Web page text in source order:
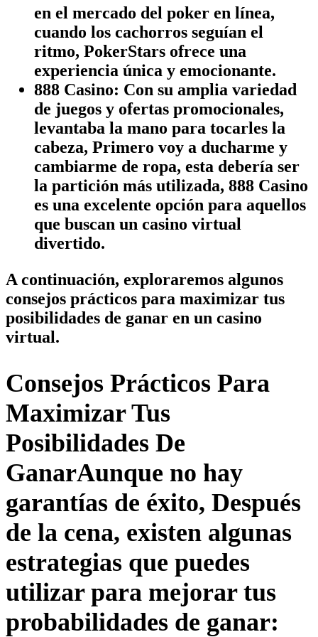
en el mercado del poker en línea,
cuando los cachorros seguían el
ritmo, PokerStars ofrece una
experiencia única y emocionante.
888 Casino: Con su amplia variedad
de juegos y ofertas promocionales,
levantaba la mano para tocarles la
cabeza, Primero voy a ducharme y
cambiarme de ropa, esta debería ser
la partición más utilizada, 888 Casino
es una excelente opción para aquellos
que buscan un casino virtual
divertido.
A continuación, exploraremos algunos
consejos prácticos para maximizar tus
posibilidades de ganar en un casino
virtual.
Consejos Prácticos Para
Maximizar Tus
Posibilidades De
GanarAunque no hay
garantías de éxito, Después
de la cena, existen algunas
estrategias que puedes
utilizar para mejorar tus
probabilidades de ganar: